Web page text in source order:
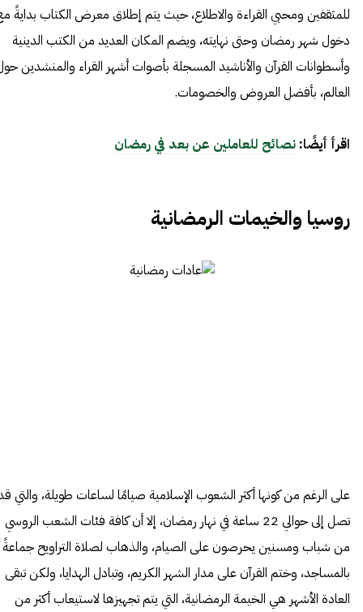
للمثقفين ومحبي القراءة والاطلاع، حيث يتم إطلاق معرض الكتاب بدايةً
دخول شهر رمضان وحتى نهايته، ويضم المكان العديد من الكتب الدينية
وأسطوانات القرآن والأناشيد المسجلة بأصوات أشهر القراء والمنشدين
العالم، بأفضل العروض والخصومات.
اقرأ أيضًا: نصائح للعاملين عن بعد في رمضان
روسيا والخيمات الرمضانية
على الرغم من كونها أكثر الشعوب الإسلامية صيامًا لساعات طويلة، والتي
تصل إلى حوالي 22 ساعة في نهار رمضان، إلا أن كافة فئات الشعب
الروسي
من شباب ومسنين يحرصون على الصيام، والذهاب لصلاة التراويح جماعةً
بالمساجد، وختم القرآن على مدار الشهر الكريم، وتبادل الهدايا، ولكن تبقى
العادة الأشهر هي الخيمة الرمضانية، التي يتم تجهيزها لاستيعاب أكثر من